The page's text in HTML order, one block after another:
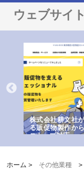
ウェブサイ
株式会社耕文社
る販促物製作か
ストップ対応
ホーム > その他業種